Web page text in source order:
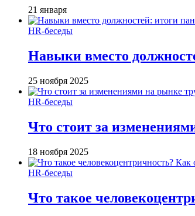
21 января
HR-беседы
Навыки вместо
25 ноября 2025
HR-беседы
Что стоит за
18 ноября 2025
HR-беседы
Что такое